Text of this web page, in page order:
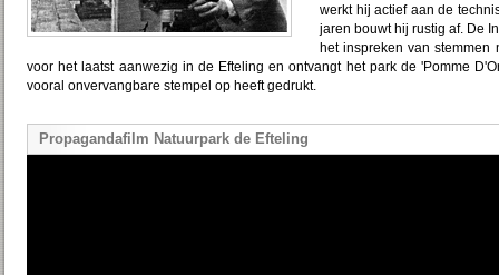
werkt hij actief aan de
jaren bouwt hij rustig af. De
het inspreken van
voor het laatst aanwezig in de Efteling en ontvangt het park de 'Pomme
vooral onvervangbare stempel op heeft gedrukt.
Propagandafilm Natuurpark de Efteling